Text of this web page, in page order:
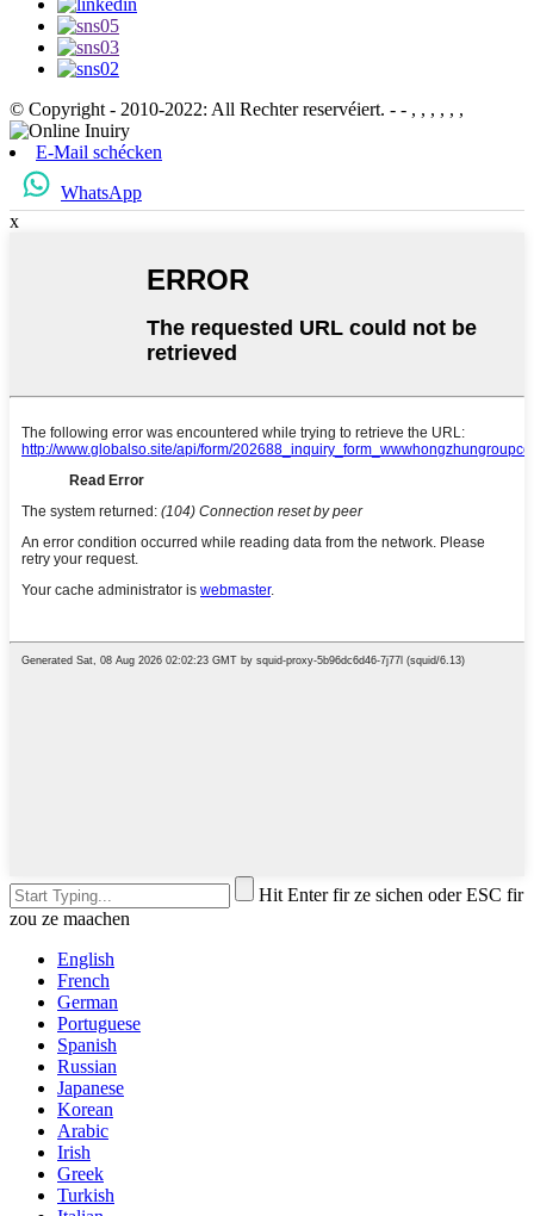
© Copyright - 2010-2022: All Rechter reservéiert. - - , , , , , ,
E-Mail schécken
WhatsApp
x
Hit Enter fir ze sichen oder ESC fir
zou ze maachen
English
French
German
Portuguese
Spanish
Russian
Japanese
Korean
Arabic
Irish
Greek
Turkish